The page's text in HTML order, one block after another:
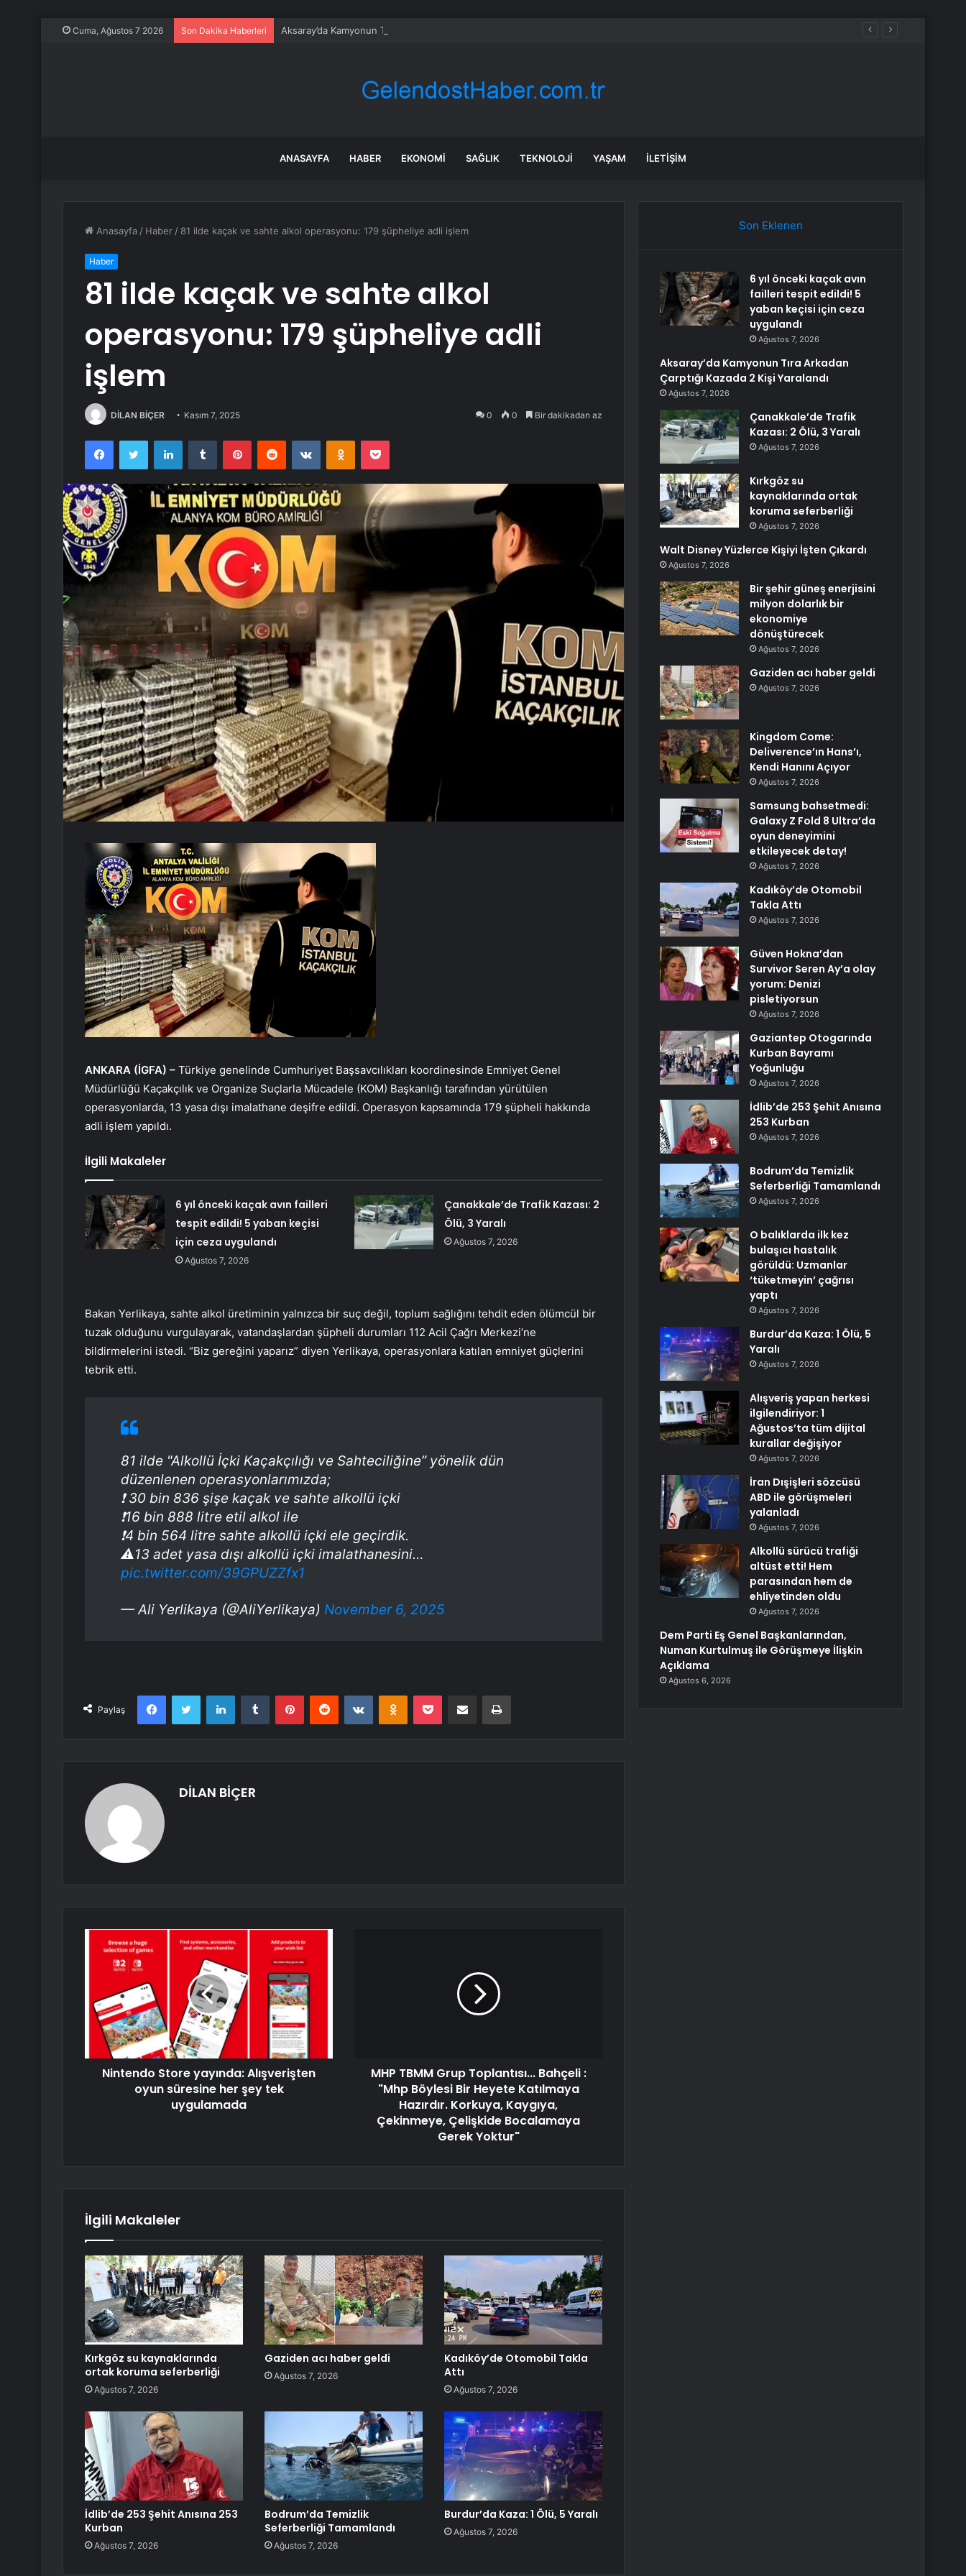
Cuma, Ağustos 7 2026 Son Dakika Haberleri Aksaray’da Kamyonun Tıra Arkadan Çarptığı Kazada 2 Kişi Yaralandı
ANASAYFA HABER EKONOMI SAĞLIK TEKNOLOJI YAŞAM İLETIŞIM
Anasayfa / Haber / 81 ilde kaçak ve sahte alkol operasyonu: 179 şüpheliye adli işlem
Haber
81 ilde kaçak ve sahte alkol
operasyonu: 179 şüpheliye adli
işlem
DİLAN BİÇER Kasım 7, 2025 0 0 Bir dakikadan az
FacebookTwitter LinkedInTumblr PinterestReddit VKontakteOdnoklassniki
Pocket
ANKARA (İGFA) – Türkiye genelinde Cumhuriyet Başsavcılıkları koordinesinde Emniyet Genel
Müdürlüğü Kaçakçılık ve Organize Suçlarla Mücadele (KOM) Başkanlığı tarafından yürütülen
operasyonlarda, 13 yasa dışı imalathane deşifre edildi. Operasyon kapsamında 179 şüpheli hakkında
adli işlem yapıldı.
İlgili Makaleler
6 yıl önceki kaçak avın failleri
tespit edildi! 5 yaban keçisi
için ceza uygulandı
Ağustos 7, 2026
Çanakkale’de Trafik Kazası: 2
Ölü, 3 Yaralı
Ağustos 7, 2026
Bakan Yerlikaya, sahte alkol üretiminin yalnızca bir suç değil, toplum sağlığını tehdit eden ölümcül bir
tuzak olduğunu vurgulayarak, vatandaşlardan şüpheli durumları 112 Acil Çağrı Merkezi’ne
bildirmelerini istedi. “Biz gereğini yaparız” diyen Yerlikaya, operasyonlara katılan emniyet güçlerini
tebrik etti.
81 ilde "Alkollü İçki Kaçakçılığı ve Sahteciliğine” yönelik dün
düzenlenen operasyonlarımızda;
❗️ 30 bin 836 şişe kaçak ve sahte alkollü içki
❗️16 bin 888 litre etil alkol ile
❗️4 bin 564 litre sahte alkollü içki ele geçirdik.
⚠️13 adet yasa dışı alkollü içki imalathanesini…
pic.twitter.com/39GPUZZfx1
— Ali Yerlikaya (@AliYerlikaya) November 6, 2025
Paylaş
FacebookTwitter LinkedInTumblr PinterestReddit VKontakteOdnoklassniki
Pocket E-Posta ile paylaş Yazdır
DİLAN BİÇER
Nintendo Store yayında: Alışverişten
oyun süresine her şey tek
uygulamada
MHP TBMM Grup Toplantısı... Bahçeli :
"Mhp Böylesi Bir Heyete Katılmaya
Hazırdır. Korkuya, Kaygıya,
Çekinmeye, Çelişkide Bocalamaya
Gerek Yoktur"
İlgili Makaleler
Kırkgöz su kaynaklarında
ortak koruma seferberliği
Ağustos 7, 2026
Gaziden acı haber geldi
Ağustos 7, 2026
Kadıköy’de Otomobil Takla
Attı
Ağustos 7, 2026
İdlib’de 253 Şehit Anısına 253
Kurban
Ağustos 7, 2026
Bodrum’da Temizlik
Seferberliği Tamamlandı
Ağustos 7, 2026
Burdur’da Kaza: 1 Ölü, 5 Yaralı
Ağustos 7, 2026
Son Eklenen
6 yıl önceki kaçak avın
failleri tespit edildi! 5
yaban keçisi için ceza
uygulandı
Ağustos 7, 2026
Aksaray’da Kamyonun Tıra Arkadan
Çarptığı Kazada 2 Kişi Yaralandı
Ağustos 7, 2026
Çanakkale’de Trafik
Kazası: 2 Ölü, 3 Yaralı
Ağustos 7, 2026
Kırkgöz su
kaynaklarında ortak
koruma seferberliği
Ağustos 7, 2026
Walt Disney Yüzlerce Kişiyi İşten Çıkardı
Ağustos 7, 2026
Bir şehir güneş enerjisini
milyon dolarlık bir
ekonomiye
dönüştürecek
Ağustos 7, 2026
Gaziden acı haber geldi
Ağustos 7, 2026
Kingdom Come:
Deliverence’ın Hans’ı,
Kendi Hanını Açıyor
Ağustos 7, 2026
Samsung bahsetmedi:
Galaxy Z Fold 8 Ultra’da
oyun deneyimini
etkileyecek detay!
Ağustos 7, 2026
Kadıköy’de Otomobil
Takla Attı
Ağustos 7, 2026
Güven Hokna’dan
Survivor Seren Ay’a olay
yorum: Denizi
pisletiyorsun
Ağustos 7, 2026
Gaziantep Otogarında
Kurban Bayramı
Yoğunluğu
Ağustos 7, 2026
İdlib’de 253 Şehit Anısına
253 Kurban
Ağustos 7, 2026
Bodrum’da Temizlik
Seferberliği Tamamlandı
Ağustos 7, 2026
O balıklarda ilk kez
bulaşıcı hastalık
görüldü: Uzmanlar
‘tüketmeyin’ çağrısı
yaptı
Ağustos 7, 2026
Burdur’da Kaza: 1 Ölü, 5
Yaralı
Ağustos 7, 2026
Alışveriş yapan herkesi
ilgilendiriyor: 1
Ağustos’ta tüm dijital
kurallar değişiyor
Ağustos 7, 2026
İran Dışişleri sözcüsü
ABD ile görüşmeleri
yalanladı
Ağustos 7, 2026
Alkollü sürücü trafiği
altüst etti! Hem
parasından hem de
ehliyetinden oldu
Ağustos 7, 2026
Dem Parti Eş Genel Başkanlarından,
Numan Kurtulmuş ile Görüşmeye İlişkin
Açıklama
Ağustos 6, 2026